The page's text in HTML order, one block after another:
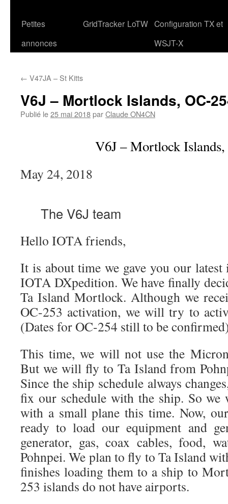
Petites
annonces
GridTracker LoTW Configuration TX et
WSJT-X
← V47JA – St Kitts
V6J – Mortlock Islands, OC-
Publié le25 mai 2018parClaude ON4CN
V6J – Mortlock
May 24, 2018
The V6J team
Hello IOTA friends,
It is about time we gave you our
IOTA DXpedition. We have finally
Ta Island Mortlock. Although we
OC-253 activation, we will try to
(Dates for OC-254 still to be
This time, we will not use the
But we will fly to Ta Island from
Since the ship schedule always
fix our schedule with the ship. So
with a small plane this time. Now,
ready to load our equipment and
generator, gas, coax cables, food,
Pohnpei. We plan to fly to Ta Island
finishes loading them to a ship to
253 islands do not have airports.